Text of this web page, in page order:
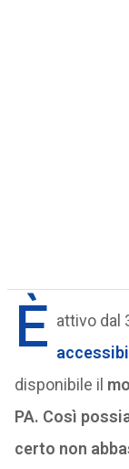
È attivo dal
disponibile il
PA. Così
certo non